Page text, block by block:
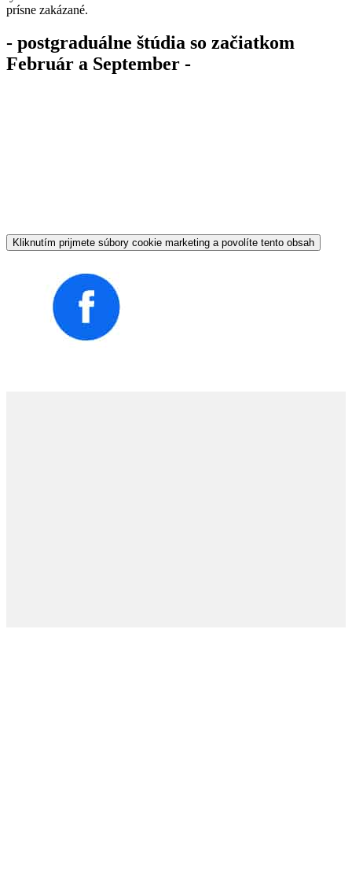
prísne zakázané.
- postgraduálne štúdia so začiatkom
Február a September -
Kliknutím prijmete súbory cookie marketing a povolíte tento obsah